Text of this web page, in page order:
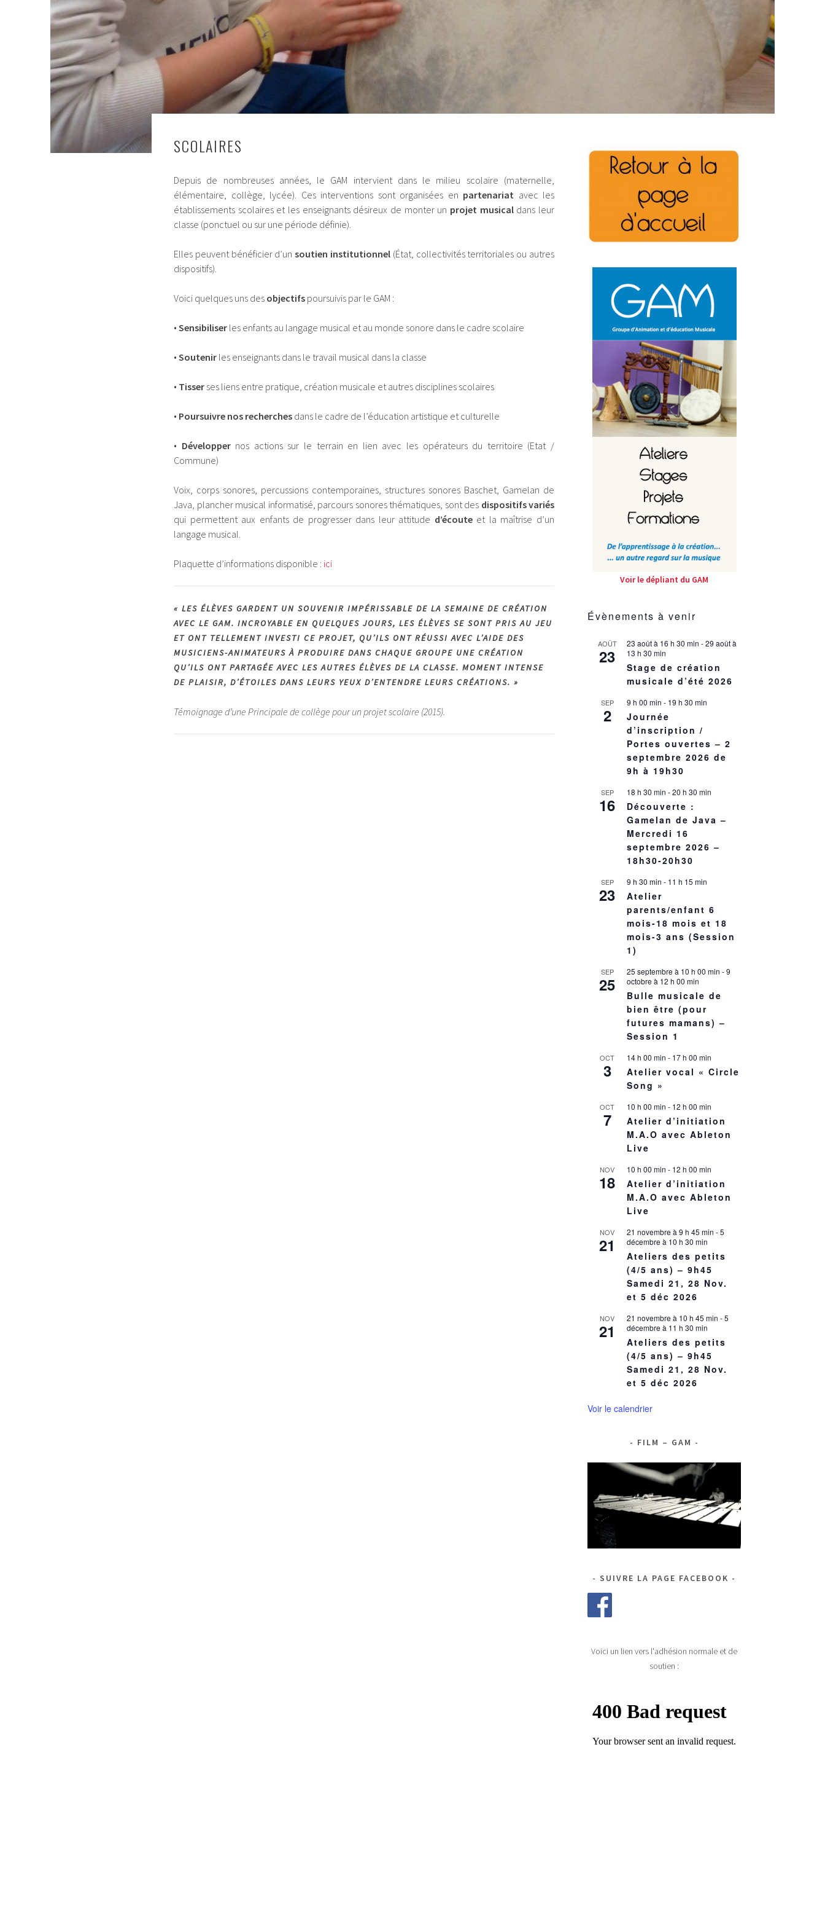
SCOLAIRES
Depuis de nombreuses années, le GAM intervient dans le milieu scolaire (maternelle,
élémentaire, collège, lycée). Ces interventions sont organisées en partenariat avec les
établissements scolaires et les enseignants désireux de monter un projet musicaldans leur
classe (ponctuel ou sur une période définie).
Elles peuvent bénéficier d’unsoutien institutionnel (État, collectivités territoriales ou autres
dispositifs).
Voici quelques uns des objectifs poursuivis par le GAM :
• Sensibiliser les enfants au langage musical et au monde sonore dans le cadre scolaire
• Soutenir les enseignants dans le travail musical dans la classe
• Tisser ses liens entre pratique, création musicale et autres disciplines scolaires
• Poursuivre nos recherches dans le cadre de l’éducation artistique et culturelle
• Développernos actions sur le terrain en lien avec les opérateurs du territoire (Etat /
Commune)
Voix, corps sonores, percussions contemporaines, structures sonores Baschet, Gamelan de
Java, plancher musical informatisé, parcours sonores thématiques, sont des dispositifs variés
qui permettent aux enfants de progresser dans leur attitude d’écouteet la maîtrise d’un
langage musical.
Plaquette d’informations disponible : ici
« LES ÉLÈVES GARDENT UN SOUVENIR IMPÉRISSABLE DE LA SEMAINE DE CRÉATION
AVEC LE GAM. INCROYABLE EN QUELQUES JOURS, LES ÉLÈVES SE SONT PRIS AU JEU
ET ONT TELLEMENT INVESTI CE PROJET, QU’ILS ONT RÉUSSI AVEC L’AIDE DES
MUSICIENS-ANIMATEURS À PRODUIRE DANS CHAQUE GROUPE UNE CRÉATION
QU’ILS ONT PARTAGÉE AVEC LES AUTRES ÉLÈVES DE LA CLASSE. MOMENT INTENSE
DE PLAISIR, D’ÉTOILES DANS LEURS YEUX D’ENTENDRE LEURS CRÉATIONS. »
Témoignage d’une Principale de collège pour un projet scolaire (2015).
Voir le dépliant du GAM
Évènements à venir
AOÛT
23
23 août à 16 h 30 min -29 août à
13 h 30 min
Stage de création
musicale d’été 2026
SEP
2
9 h 00 min - 19 h 30 min
Journée
d’inscription /
Portes ouvertes – 2
septembre 2026 de
9h à 19h30
SEP
16
18 h 30 min -20 h 30 min
Découverte :
Gamelan de Java –
Mercredi 16
septembre 2026 –
18h30-20h30
SEP
23
9 h 30 min - 11 h 15 min
Atelier
parents/enfant 6
mois-18 mois et 18
mois-3 ans (Session
1)
SEP
25
25 septembre à 10 h 00 min -9
octobre à 12 h 00 min
Bulle musicale de
bien être (pour
futures mamans) –
Session 1
OCT
3
14 h 00 min - 17 h 00 min
Atelier vocal « Circle
Song »
OCT
7
10 h 00 min - 12 h 00 min
Atelier d’initiation
M.A.O avec Ableton
Live
NOV
18
10 h 00 min - 12 h 00 min
Atelier d’initiation
M.A.O avec Ableton
Live
NOV
21
21 novembre à 9 h 45 min -5
décembre à 10 h 30 min
Ateliers des petits
(4/5 ans) – 9h45
Samedi 21, 28 Nov.
et 5 déc 2026
NOV
21
21 novembre à 10 h 45 min -5
décembre à 11 h 30 min
Ateliers des petits
(4/5 ans) – 9h45
Samedi 21, 28 Nov.
et 5 déc 2026
Voir le calendrier
FILM – GAM
SUIVRE LA PAGE FACEBOOK
Voici un lien vers l'adhésion normale et de
soutien :